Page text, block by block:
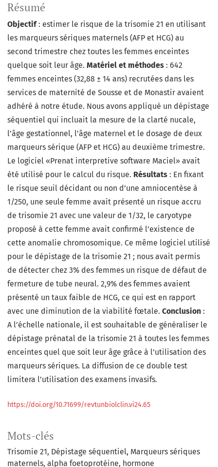
Mots-clés
Trisomie 21 Dépistage séquentiel Marqueurs sériques
maternels alpha foetoprotéine hormone
Résumé
Objectif: estimer le risque de la trisomie 21 en utilisant
les marqueurs sériques maternels (AFP et HCG) au
second trimestre chez toutes les femmes enceintes
quelque soit leur âge. Matériel et méthodes : 642
femmes enceintes (32,88 ± 14 ans) recrutées dans les
services de maternité de Sousse et de Monastir avaient
adhéré à notre étude. Nous avons appliqué un dépistage
séquentiel qui incluait la mesure de la clarté nucale,
l’âge gestationnel, l’âge maternel et le dosage de deux
marqueurs sérique (AFP et HCG) au deuxième trimestre.
Le logiciel «Prenat interpretive software Maciel» avait
été utilisé pour le calcul du risque. Résultats : En fixant
le risque seuil décidant ou non d’une amniocentèse à
1/250, une seule femme avait présenté un risque accru
de trisomie 21 avec une valeur de 1/32, le caryotype
proposé à cette femme avait confirmé l’existence de
cette anomalie chromosomique. Ce même logiciel utilisé
pour le dépistage de la trisomie 21 ; nous avait permis
de détecter chez 3% des femmes un risque de défaut de
fermeture de tube neural. 2,9% des femmes avaient
présenté un taux faible de HCG, ce qui est en rapport
avec une diminution de la viabilité fœtale. Conclusion :
A l’échelle nationale, il est souhaitable de généraliser le
dépistage prénatal de la trisomie 21 à toutes les femmes
enceintes quel que soit leur âge grâce à l’utilisation des
marqueurs sériques. La diffusion de ce double test
limitera l’utilisation des examens invasifs.
https://doi.org/10.71699/revtunbiolclin.vi24.65